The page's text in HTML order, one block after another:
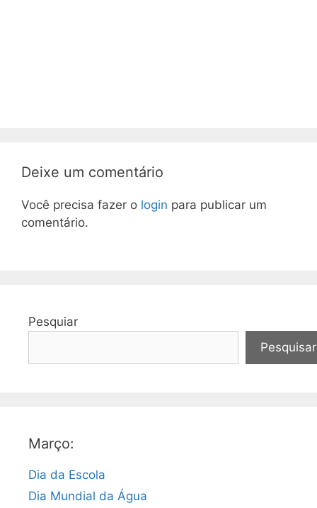
Deixe um comentário
Você precisa fazer o login para publicar um
comentário.
Pesquiar
Pesquisar
Março:
Dia da Escola
Dia Mundial da Água